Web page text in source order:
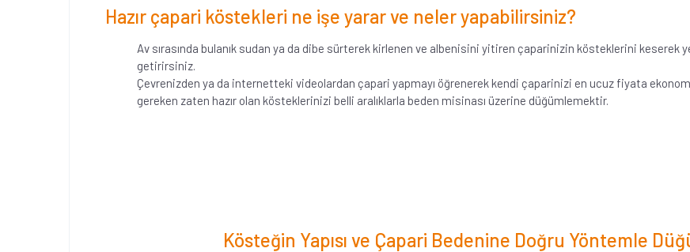
Hazır çapari köstekleri ne işe yarar ve neler yapabilirsiniz?
Av sırasında bulanık sudan ya da dibe sürterek kirlenen ve albenisini yitiren çaparinizin kösteklerini keserek
getirirsiniz.
Çevrenizden ya da internetteki videolardan çapari yapmayı öğrenerek kendi çaparinizi en ucuz fiyata
gereken zaten hazır olan kösteklerinizi belli aralıklarla beden misinası üzerine düğümlemektir.
Kösteğin Yapısı ve Çapari Bedenine Doğru Yöntemle